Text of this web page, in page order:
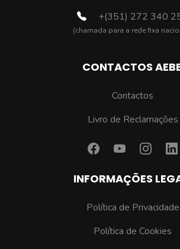
+(351) 272 340
(chamada para a rede fixa
CONTACTOS
Contactos
Livro de Reclamações
INFORMAÇÕES
Política de Privacidade
Política de Cookies